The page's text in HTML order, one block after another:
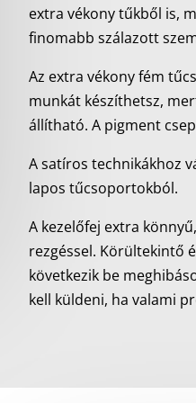
extra vékony tűkből is,
finomabb szálazott
Az extra vékony fém
munkát készíthetsz,
állítható. A pigment
A satíros technikákhoz
lapos tűcsoportokból.
A kezelőfej extra
rezgéssel. Körültekintő
következik be
kell küldeni, ha valami